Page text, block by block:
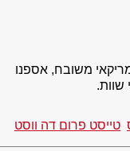
משובח, אספנו
שוות.
טייסט פרום דה ווסט